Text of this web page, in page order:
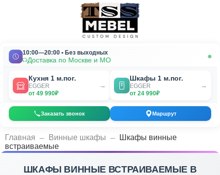
10:00—20:00 • Без выходных
Доставка по Москве и МО
Кухня 1 м.пог.
EGGER
от 49 990₽
→
Шкафы 1 м.пог.
EGGER
от 24 990₽
→
Заказать звонок Маршрут
Главная Винные шкафы
Шкафы винные
встраиваемые
ШКАФЫ ВИННЫЕ ВСТРАИВАЕМЫЕ В